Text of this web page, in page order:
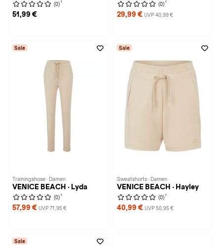
(0) 1
51,99 €
(0) 1
29,99 € UVP 40,99 €
Sale
Trainingshose · Damen
VENICE BEACH · Lyda
(0) 1
57,99 € UVP 71,95 €
Sale
Sweatshorts · Damen
VENICE BEACH · Hayley
(0) 1
40,99 € UVP 50,95 €
Sale